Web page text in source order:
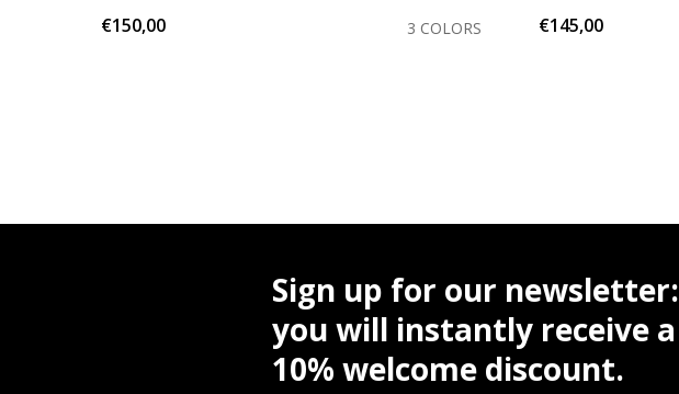
€150,00
3 COLORS
€145,00
Sign up for our newsletter:
you will instantly receive a
10% welcome discount.